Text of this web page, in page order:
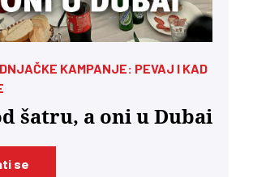
KAMPANJE: PEVAJ I KAD
šatru, a oni u Dubai
se